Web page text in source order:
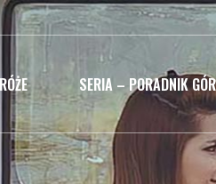
SERIA – PORADNIK